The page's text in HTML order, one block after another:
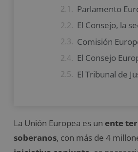
El Consejo, la
El Consejo
La Unión Europea es un ente
soberanos, con más de 4